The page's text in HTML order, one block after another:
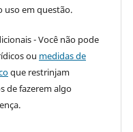
uso em questão.
- Você não pode
ou medidas de
que restrinjam
de fazerem algo